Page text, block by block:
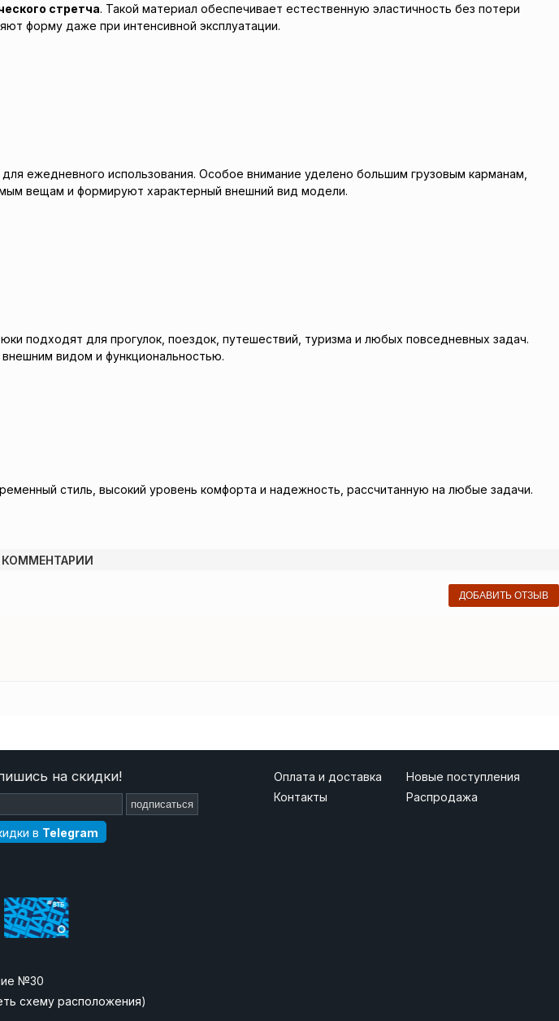
стретча. Такой материал обеспечивает естественную эластичность без потери
форму даже при интенсивной эксплуатации.
ежедневного использования. Особое внимание уделено большим грузовым карманам,
вещам и формируют характерный внешний вид модели.
подходят для прогулок, поездок, путешествий, туризма и любых повседневных задач.
видом и функциональностью.
стиль, высокий уровень комфорта и надежность, рассчитанную на любые задачи.
ДОБАВИТЬ ОТЗЫВ
на скидки!
подписаться
в Telegram
Оплата и доставка
Контакты
Новые поступления
Распродажа
№30
схему расположения)